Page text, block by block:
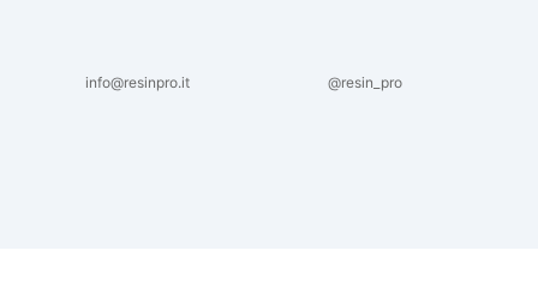
info@resinpro.it @resin_pro